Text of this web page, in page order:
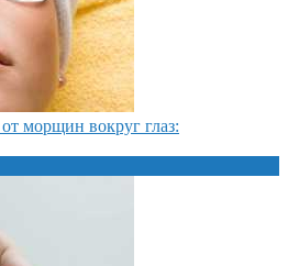
морщин вокруг глаз: